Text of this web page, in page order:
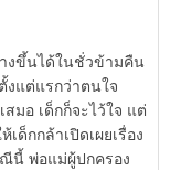
นได้ในชั่วข้ามคืน
งแต่แรกว่าตนใจ
มอ เด็กก็จะไว้ใจ แต่
ด็กกล้าเปิดเผยเรื่อง
ณีนี้ พ่อแม่ผู้ปกครอง